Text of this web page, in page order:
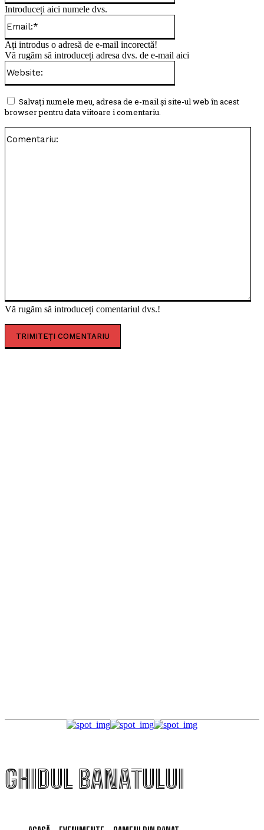
Vă rugăm să introduceți comentariul dvs.!
Introduceți aici numele dvs.
Ați introdus o adresă de e-mail incorectă!
Vă rugăm să introduceți adresa dvs. de e-mail aici
Salvați numele meu, adresa de e-mail și site-ul web în acest
browser pentru data viitoare i comentariu.
GHIDUL BANATULUI